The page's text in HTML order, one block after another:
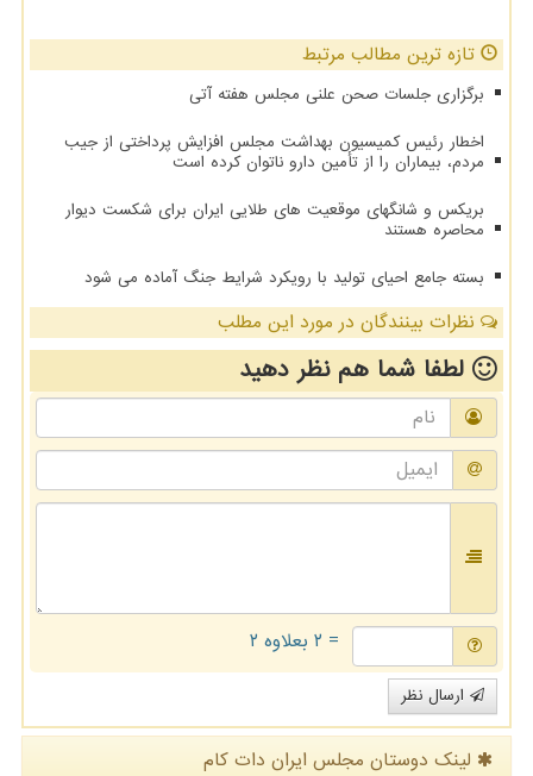
تازه ترین مطالب مرتبط
برگزاری جلسات صحن علنی مجلس هفته آتی
اخطار رئیس کمیسیون بهداشت مجلس افزایش پرداختی از جیب
مردم، بیماران را از تأمین دارو ناتوان کرده است
بریکس و شانگهای موقعیت های طلایی ایران برای شکست دیوار
محاصره هستند
بسته جامع احیای تولید با رویکرد شرایط جنگ آماده می شود
نظرات بینندگان در مورد این مطلب
لطفا شما همنظر دهید
= ۲ بعلاوه ۲
ارسال نظر
لینک دوستان مجلس ایران دات كام